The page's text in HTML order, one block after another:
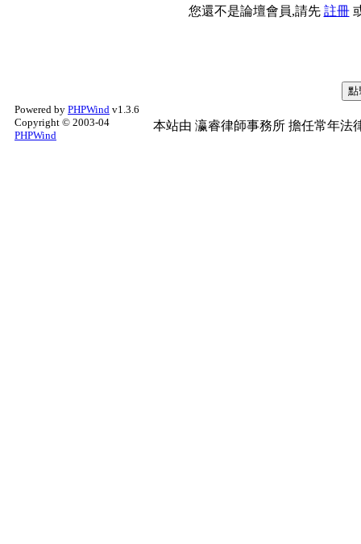
您還不是論壇會員,請先 註冊
Powered by PHPWind v1.3.6
Copyright © 2003-04
PHPWind
本站由 瀛睿律師事務所 擔任常年法